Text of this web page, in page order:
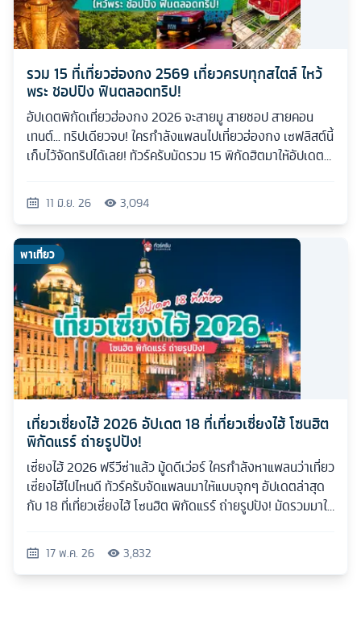
รวม 15 ที่เที่ยวฮ่องกง 2569 เที่ยวครบทุกสไตล์ ไหว้
พระ ชอปปิง ฟินตลอดทริป!
อัปเดตพิกัดเที่ยวฮ่องกง 2026 จะสายมู สายชอป สายคอน
เทนต์... ทริปเดียวจบ! ใครกำลังแพลนไปเที่ยวฮ่องกง เซฟลิสต์นี้
เก็บไว้จัดทริปได้เลย! ทัวร์ครับมัดรวม 15 พิกัดฮิตมาให้อัปเดต
11 มิ.ย. 26 3,094
พาเที่ยว
เที่ยวเซี่ยงไฮ้ 2026 อัปเดต 18 ที่เที่ยวเซี่ยงไฮ้ โซนฮิต
พิกัดแรร์ ถ่ายรูปปัง!
เซี่ยงไฮ้ 2026 ฟรีวีซ่าแล้ว มู้ดดีเว่อร์ ใครกำลังหาแพลนว่าเที่ยว
เซี่ยงไฮ้ไปไหนดี ทัวร์ครับจัดแพลนมาให้แบบจุกๆ อัปเดตล่าสุด
กับ 18 ที่เที่ยวเซี่ยงไฮ้ โซนฮิต พิกัดแรร์ ถ่ายรูปปัง! มัดรวมมาให้
17 พ.ค. 26 3,832